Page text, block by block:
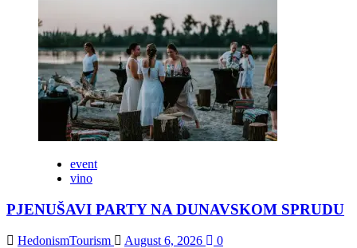
event
vino
PJENUŠAVI PARTY NA DUNAVSKOM SPRUDU
HedonismTourism August 6, 2026 0